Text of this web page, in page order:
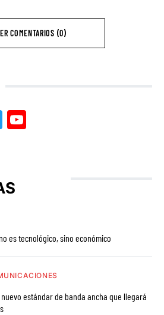
COMENTARIOS (0)
Twitter
es tecnológico, sino económico
nuevo estándar de banda ancha que llegará